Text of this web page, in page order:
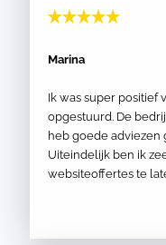
Marina
Ik was super positief
opgestuurd. De
heb goede adviezen
Uiteindelijk ben ik
websiteoffertes te